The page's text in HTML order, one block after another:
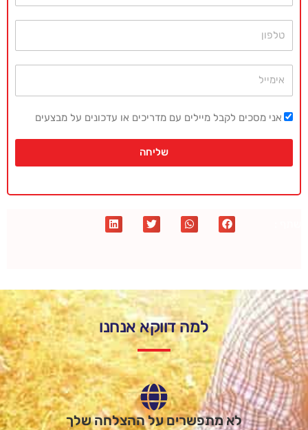
אני מסכים לקבל מיילים עם מדריכים או עדכונים על מבצעים
שליחה
למה דווקא אנחנו
לא מתפשרים על ההצלחה שלך